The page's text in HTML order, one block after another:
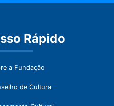
Rápido
a Fundação
de Cultura